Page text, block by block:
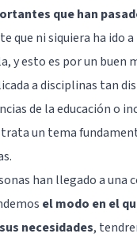
que han
que ni siquiera ha ido
y esto es por un buen
a disciplinas tan
de la educación o
un tema
han llegado a una
el modo en el
necesidades,